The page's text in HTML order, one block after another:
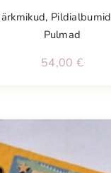
, Pildialbumid
Pulmad
54,00 €